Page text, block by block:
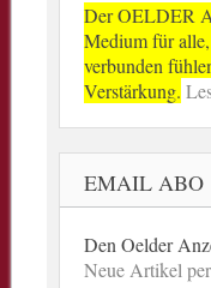
Der OELDER
Medium für
verbunden
Verstärkung.
EMAIL ABO
Den Oelder
Neue Artikel